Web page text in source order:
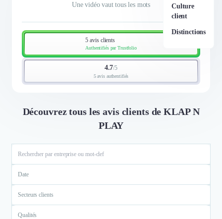
Culture
client
Distinctions
Une vidéo vaut tous les mots
5 avis clients
Authentifiés par Trustfolio
4.7/5
5 avis authentifiés
Découvrez tous les avis clients de KLAP N
PLAY
Date
Secteurs clients
Qualités